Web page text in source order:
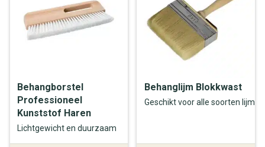
Behangborstel
Professioneel
Kunststof Haren
Lichtgewicht en duurzaam
Behanglijm Blokkwast
Geschikt voor alle soorten lijm